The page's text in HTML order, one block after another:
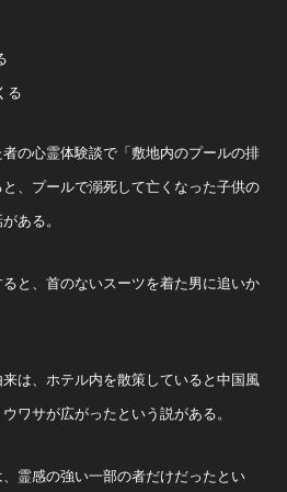
る
の心霊体験談で「敷地内のプールの排
、プールで溺死して亡くなった子供の
ある。
と、首のないスーツを着た男に追いか
は、ホテル内を散策していると中国風
ワサが広がったという説がある。
霊感の強い一部の者だけだったとい